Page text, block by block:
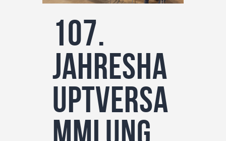
Datenschutz
107.
Jahresha
uptversa
mmlung